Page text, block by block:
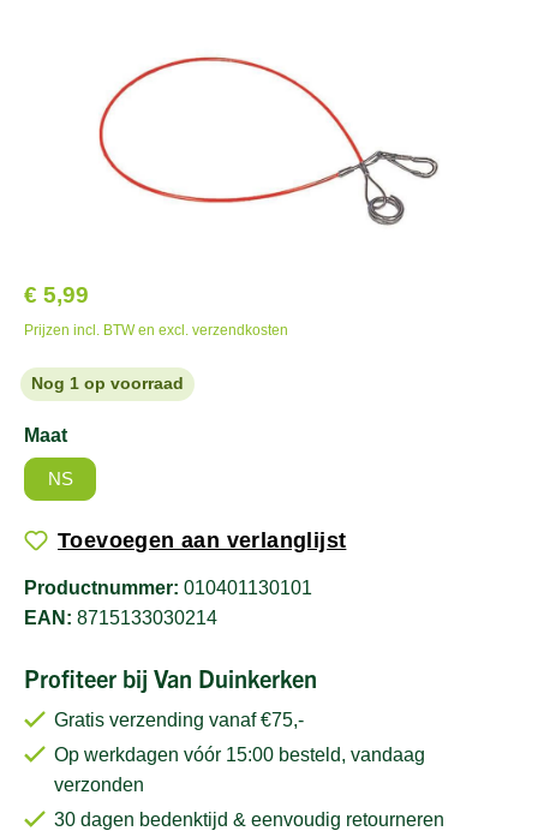
€ 5,99
Prijzen incl. BTW en excl. verzendkosten
Nog 1 op voorraad
Maat
NS
Toevoegen aan verlanglijst
Productnummer: 010401130101
EAN: 8715133030214
Profiteer bij Van Duinkerken
Gratis verzending vanaf €75,-
Op werkdagen vóór 15:00 besteld, vandaag
verzonden
30 dagen bedenktijd & eenvoudig retourneren